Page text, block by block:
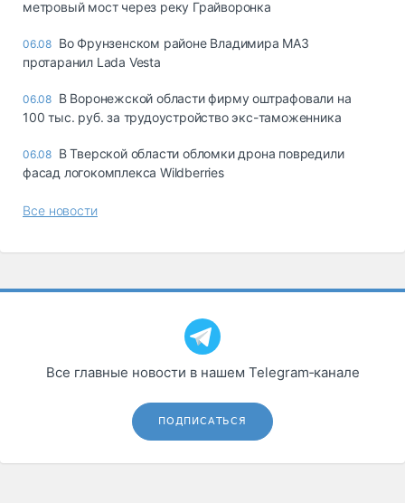
метровый мост через реку Грайворонка
06.08 Во Фрунзенском районе Владимира МАЗ
протаранил Lada Vesta
06.08 В Воронежской области фирму оштрафовали на
100 тыс. руб. за трудоустройство экс-таможенника
06.08 В Тверской области обломки дрона повредили
фасад логокомплекса Wildberries
Все новости
Все главные новости в нашем Telegram‑канале
ПОДПИСАТЬСЯ